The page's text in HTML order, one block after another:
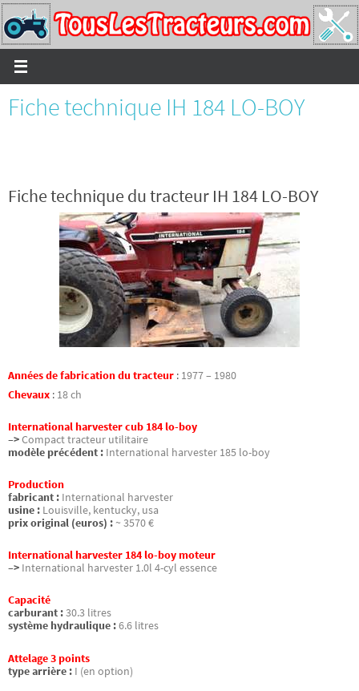
Passer
vers
le
contenu
Fiche technique IH 184 LO-BOY
Fiche technique du tracteur IH 184 LO-BOY
Années de fabrication du tracteur : 1977 – 1980
Chevaux : 18 ch
International harvester cub 184 lo-boy
–>Compact tracteur utilitaire
modèle précédent : International harvester 185 lo-boy
Production
fabricant : International harvester
usine : Louisville, kentucky, usa
prix original (euros) : ~ 3570 €
International harvester 184 lo-boy moteur
–> International harvester 1.0l 4-cyl essence
Capacité
carburant :30.3 litres
système hydraulique :6.6 litres
Attelage 3 points
type arrière : I (en option)